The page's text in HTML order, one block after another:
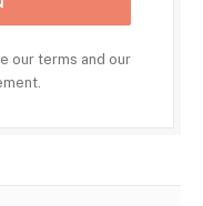
our terms and our